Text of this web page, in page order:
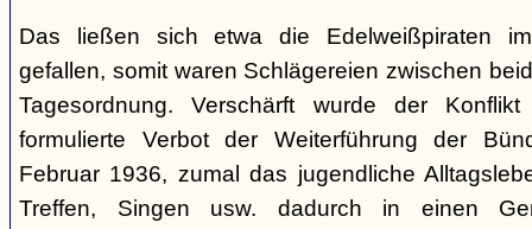
Das ließen sich etwa die Edelweißpiraten
gefallen, somit waren Schlägereien zwischen
Tagesordnung. Verschärft wurde der
formulierte Verbot der Weiterführung der
Februar 1936, zumal das jugendliche
Treffen, Singen usw. dadurch in einen